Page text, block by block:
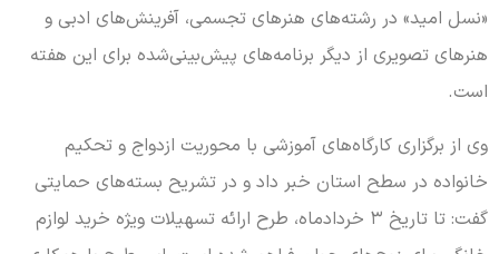
«نسل امید» در رشته‌های هنرهای تجسمی، آفرینش‌های ادبی و
هنرهای تصویری از دیگر برنامه‌های پیش‌بینی‌شده برای این هفته
است.
وی از برگزاری کارگاه‌های آموزشی با محوریت ازدواج و تحکیم
خانواده در سطح استان خبر داد و در تشریح بسته‌های حمایتی
گفت: تا تاریخ ۳ خردادماه، طرح ارائه تسهیلات ویژه خرید لوازم